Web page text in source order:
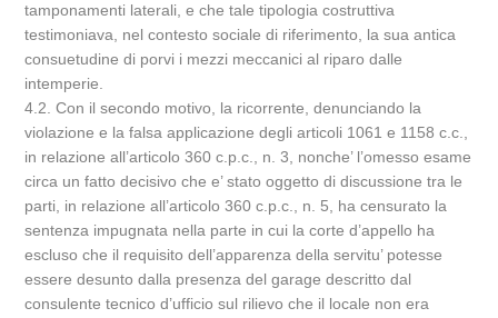
tamponamenti laterali, e che tale tipologia costruttiva
testimoniava, nel contesto sociale di riferimento, la sua antica
consuetudine di porvi i mezzi meccanici al riparo dalle
intemperie.
4.2. Con il secondo motivo, la ricorrente, denunciando la
violazione e la falsa applicazione degli articoli 1061 e 1158 c.c.,
in relazione all’articolo 360 c.p.c., n. 3, nonche’ l’omesso esame
circa un fatto decisivo che e’ stato oggetto di discussione tra le
parti, in relazione all’articolo 360 c.p.c., n. 5, ha censurato la
sentenza impugnata nella parte in cui la corte d’appello ha
escluso che il requisito dell’apparenza della servitu’ potesse
essere desunto dalla presenza del garage descritto dal
consulente tecnico d’ufficio sul rilievo che il locale non era